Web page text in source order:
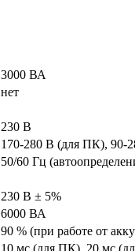
3000 ВА
нет
230 В
170-280 В (для ПК), 90-
50/60 Гц
230 В ± 5%
6000 ВА
90 % (при работе от